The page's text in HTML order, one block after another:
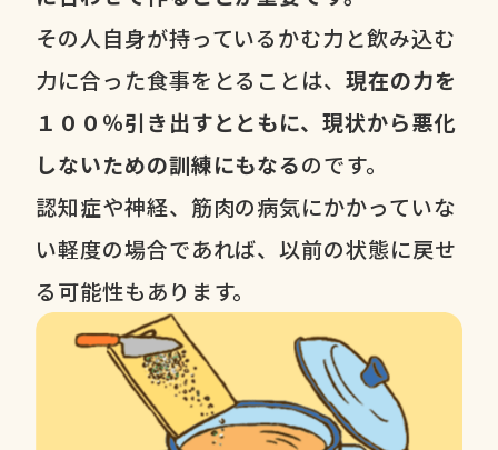
その人自身が持っているかむ力と飲み込む
力に合った食事をとることは、現在の力を
１００％引き出すとともに、現状から悪化
しないための訓練にもなるのです。
認知症や神経、筋肉の病気にかかっていな
い軽度の場合であれば、以前の状態に戻せ
る可能性もあります。